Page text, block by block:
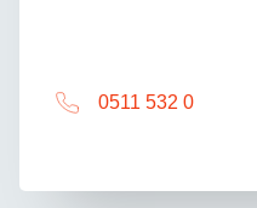
0511 532 0